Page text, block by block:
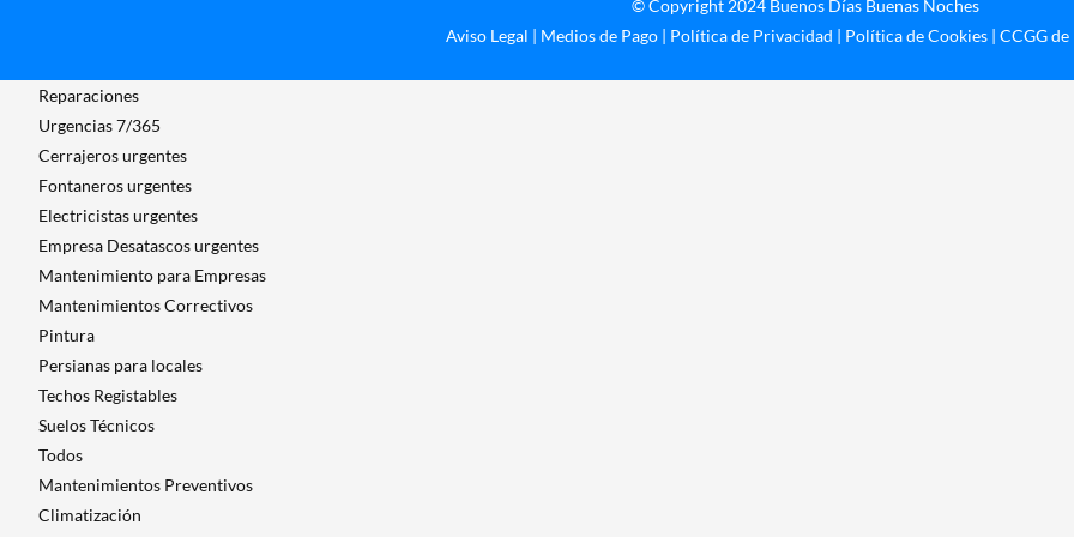
© Copyright 2024 Buenos Días Buenas Noches
Aviso Legal | Medios de Pago | Política de Privacidad | Política de Cookies | CCGG
Reparaciones
Urgencias 7/365
Cerrajeros urgentes
Fontaneros urgentes
Electricistas urgentes
Empresa Desatascos urgentes
Mantenimiento para Empresas​
Mantenimientos Correctivos
Pintura
Persianas para locales
Techos Registables
Suelos Técnicos
Todos
Mantenimientos Preventivos
Climatización